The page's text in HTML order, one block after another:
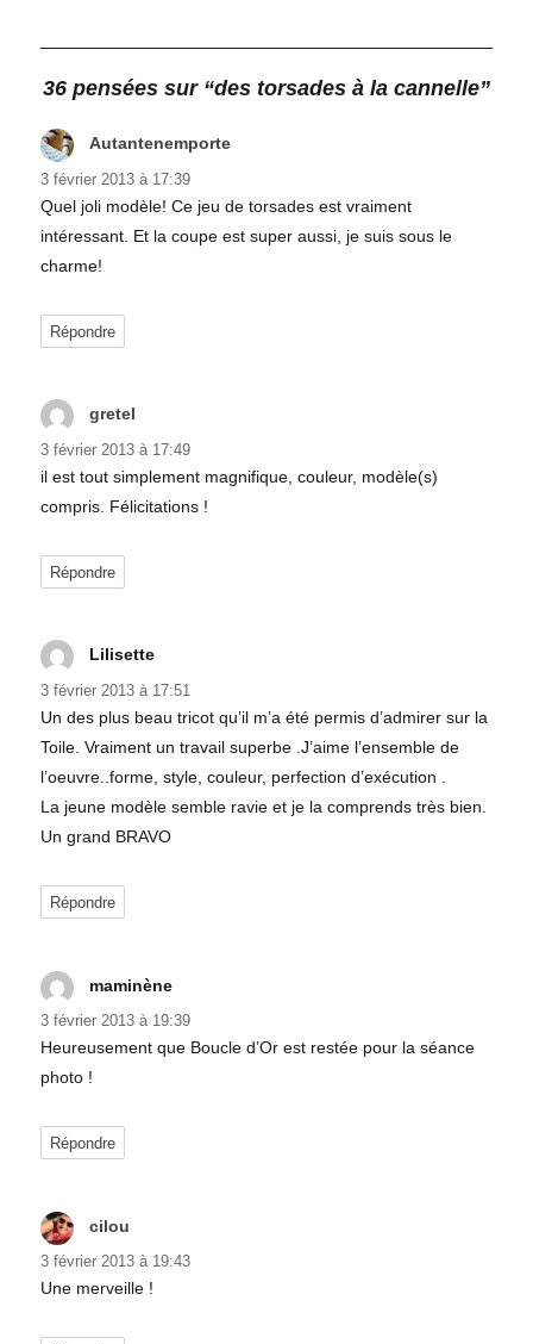
36 pensées sur “des torsades à la cannelle”
Autantenemporte
3 février 2013 à 17:39
Quel joli modèle! Ce jeu de torsades est vraiment
intéressant. Et la coupe est super aussi, je suis sous le
charme!
Répondre
gretel
3 février 2013 à 17:49
il est tout simplement magnifique, couleur, modèle(s)
compris. Félicitations !
Répondre
Lilisette
3 février 2013 à 17:51
Un des plus beau tricot qu’il m’a été permis d’admirer sur la
Toile. Vraiment un travail superbe .J’aime l’ensemble de
l’oeuvre..forme, style, couleur, perfection d’exécution .
La jeune modèle semble ravie et je la comprends très bien.
Un grand BRAVO
Répondre
maminène
3 février 2013 à 19:39
Heureusement que Boucle d’Or est restée pour la séance
photo !
Répondre
cilou
3 février 2013 à 19:43
Une merveille !